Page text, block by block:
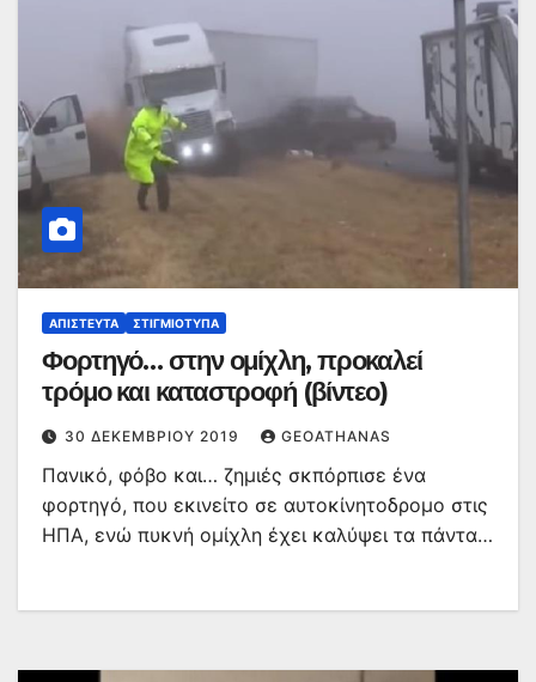
ΑΠΊΣΤΕΥΤΑ ΣΤΙΓΜΙΌΤΥΠΑ
Φορτηγό… στην ομίχλη, προκαλεί
τρόμο και καταστροφή (βίντεο)
30 ΔΕΚΕΜΒΡΊΟΥ 2019 GEOATHANAS
Πανικό, φόβο και… ζημιές σκπόρπισε ένα
φορτηγό, που εκινείτο σε αυτοκίνητοδρομο στις
ΗΠΑ, ενώ πυκνή ομίχλη έχει καλύψει τα πάντα…